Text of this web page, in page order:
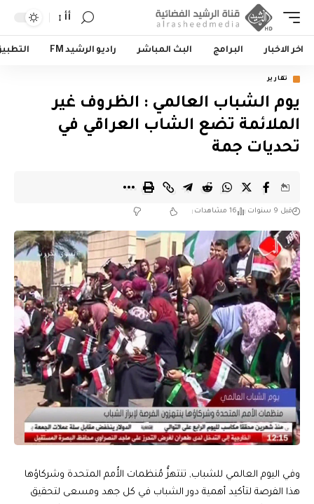
أأ
اخر الاخبار البرامج البث المباشر راديو الرشيد FM
تقارير
يوم الشباب العالمي : الظروف غير
الملائمة تضع الشاب العراقي في
تحديات جمة
قبل 9 سنوات 16 مشاهدات
وفي اليوم العالمي للشباب, تنتهزُّ مُنظمات الأُمم المتحدة وشركاؤها
هذا الفرصة لتأكيد أهمية دور الشباب في كل جهد ومسعى لتحقيق